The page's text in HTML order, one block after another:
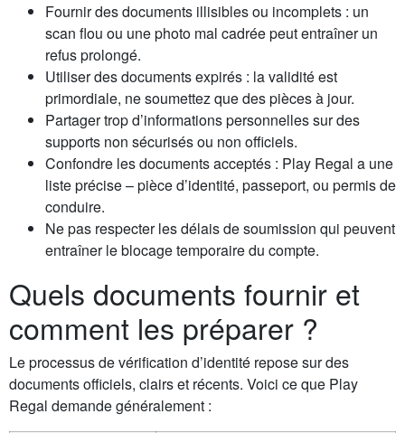
Fournir des documents illisibles ou incomplets : un
scan flou ou une photo mal cadrée peut entraîner un
refus prolongé.
Utiliser des documents expirés : la validité est
primordiale, ne soumettez que des pièces à jour.
Partager trop d’informations personnelles sur des
supports non sécurisés ou non officiels.
Confondre les documents acceptés : Play Regal a une
liste précise – pièce d’identité, passeport, ou permis de
conduire.
Ne pas respecter les délais de soumission qui peuvent
entraîner le blocage temporaire du compte.
Quels documents fournir et
comment les préparer ?
Le processus de vérification d’identité repose sur des
documents officiels, clairs et récents. Voici ce que Play
Regal demande généralement :